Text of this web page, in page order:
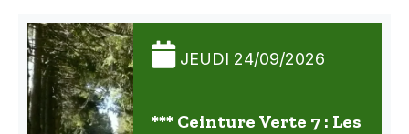
JEUDI 24/09/2026
*** Ceinture Verte 7 : Les